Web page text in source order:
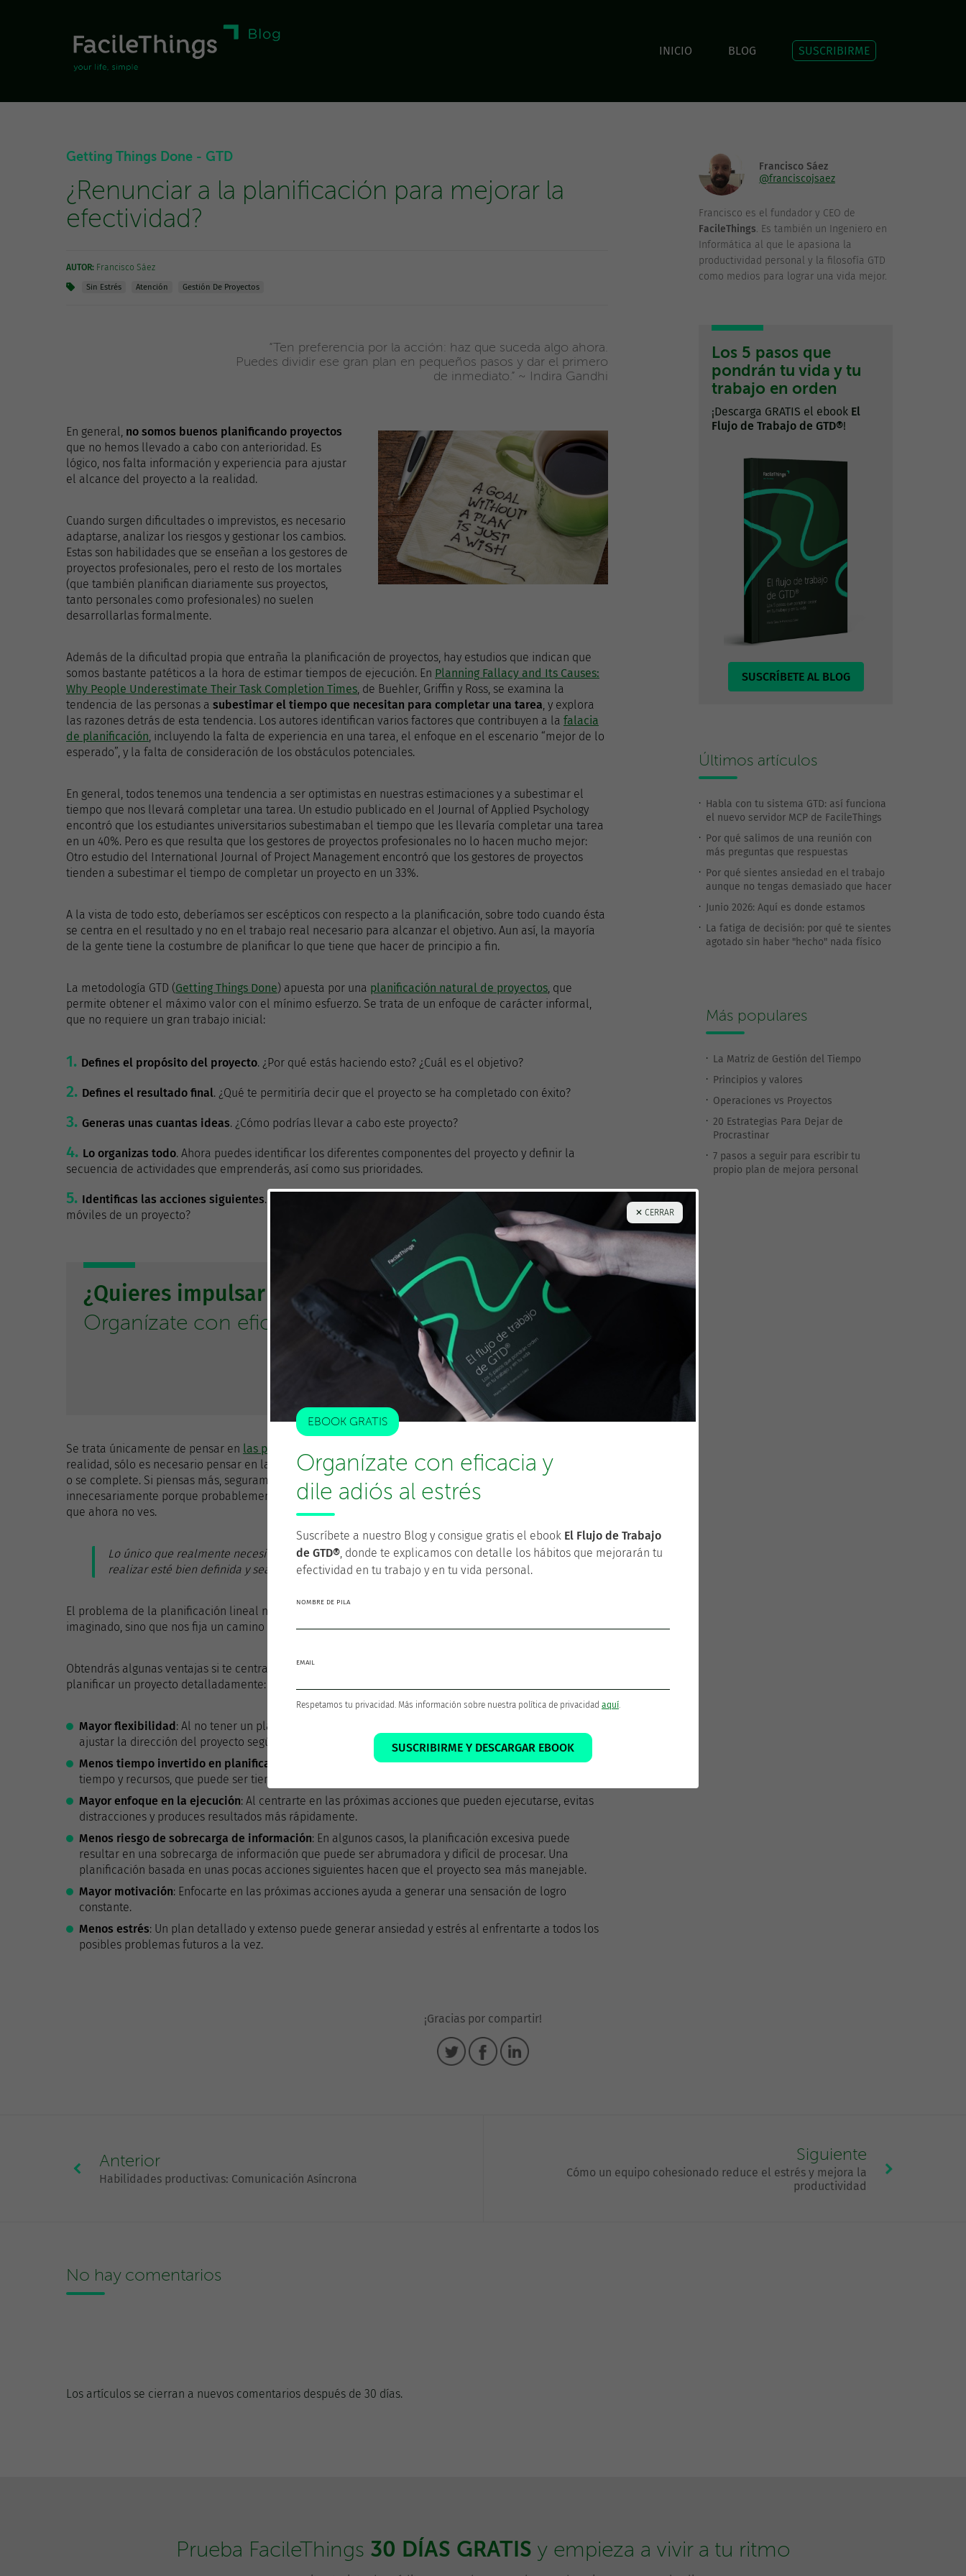
INICIO BLOG SUSCRIBIRME
Getting Things Done - GTD
¿Renunciar a la planificación para mejorar la
efectividad?
AUTOR: Francisco Sáez
Sin Estrés Atención Gestión De Proyectos
“Ten preferencia por la acción: haz que suceda algo ahora.
Puedes dividir ese gran plan en pequeños pasos y dar el primero
de inmediato.” ~ Indira Gandhi
En general, no somos buenos planificando proyectos
que no hemos llevado a cabo con anterioridad. Es
lógico, nos falta información y experiencia para ajustar
el alcance del proyecto a la realidad.
Cuando surgen dificultades o imprevistos, es necesario
adaptarse, analizar los riesgos y gestionar los cambios.
Estas son habilidades que se enseñan a los gestores de
proyectos profesionales, pero el resto de los mortales
(que también planifican diariamente sus proyectos,
tanto personales como profesionales) no suelen
desarrollarlas formalmente.
Además de la dificultad propia que entraña la planificación de proyectos, hay estudios que indican que
somos bastante patéticos a la hora de estimar tiempos de ejecución. En Planning Fallacy and Its Causes:
Why People Underestimate Their Task Completion Times, de Buehler, Griffin y Ross, se examina la
tendencia de las personas a subestimar el tiempo que necesitan para completar una tarea, y explora
las razones detrás de esta tendencia. Los autores identifican varios factores que contribuyen a la falacia
de planificación, incluyendo la falta de experiencia en una tarea, el enfoque en el escenario “mejor de lo
esperado”, y la falta de consideración de los obstáculos potenciales.
En general, todos tenemos una tendencia a ser optimistas en nuestras estimaciones y a subestimar el
tiempo que nos llevará completar una tarea. Un estudio publicado en el Journal of Applied Psychology
encontró que los estudiantes universitarios subestimaban el tiempo que les llevaría completar una tarea
en un 40%. Pero es que resulta que los gestores de proyectos profesionales no lo hacen mucho mejor:
Otro estudio del International Journal of Project Management encontró que los gestores de proyectos
tienden a subestimar el tiempo de completar un proyecto en un 33%.
A la vista de todo esto, deberíamos ser escépticos con respecto a la planificación, sobre todo cuando ésta
se centra en el resultado y no en el trabajo real necesario para alcanzar el objetivo. Aun así, la mayoría
de la gente tiene la costumbre de planificar lo que tiene que hacer de principio a fin.
La metodología GTD (Getting Things Done) apuesta por una planificación natural de proyectos, que
permite obtener el máximo valor con el mínimo esfuerzo. Se trata de un enfoque de carácter informal,
que no requiere un gran trabajo inicial:
Defines el propósito del proyecto. ¿Por qué estás haciendo esto? ¿Cuál es el objetivo?
Defines el resultado final. ¿Qué te permitiría decir que el proyecto se ha completado con éxito?
Generas unas cuantas ideas. ¿Cómo podrías llevar a cabo este proyecto?
Lo organizas todo. Ahora puedes identificar los diferentes componentes del proyecto y definir la
secuencia de actividades que emprenderás, así como sus prioridades.
Identificas las acciones siguientes. ¿Cuáles son las acciones siguientes para cada una de las partes
móviles de un proyecto?
¿Quieres impulsar tu productividad personal?
Organízate con eficacia. Sin estrés.
PRUEBA FacileThings GRATIS
Se trata únicamente de pensar en las primeras acciones
realidad, sólo es necesario pensar en la siguiente acción física y visible que hace que el proyecto avance
o se complete. Si piensas más, seguramente estarás sobre-planificando, es decir, trabajando
innecesariamente porque probablemente el resultado de la siguiente acción te haga ver otros caminos
que ahora no ves.
Lo único que realmente necesitas para avanzar en un proyecto es que lasiguiente accióna
realizar esté bien definida y sea factible.
El problema de la planificación lineal no es que uno de los pasos requiera más tiempo del que habíamos
imaginado, sino que nos fija un camino que seguramente sea deficiente o incompleto.
Obtendrás algunas ventajas si te centras en las próximas acciones que pueden ser ejecutadas, en vez de
planificar un proyecto detalladamente:
Mayor flexibilidad: Al no tener un plan riguroso y detallado, te será más fácil adaptarte a los cambios y
ajustar la dirección del proyecto según sea necesario.
Menos tiempo invertido en planificación
: Planificar un proyecto detalladamente puede llevar mucho
tiempo y recursos, que puede ser tiempo perdido si al final hay que hacer cambios.
Mayor enfoque en la ejecución: Al centrarte en las próximas acciones que pueden ejecutarse, evitas
distracciones y produces resultados más rápidamente.
Menos riesgo de sobrecarga de información: En algunos casos, la planificación excesiva puede
resultar en una sobrecarga de información que puede ser abrumadora y difícil de procesar. Una
planificación basada en unas pocas acciones siguientes hacen que el proyecto sea más manejable.
Mayor motivación: Enfocarte en las próximas acciones ayuda a generar una sensación de logro
constante.
Menos estrés: Un plan detallado y extenso puede generar ansiedad y estrés al enfrentarte a todos los
posibles problemas futuros a la vez.
Francisco Sáez
@franciscojsaez
Francisco es el fundador y CEO de
FacileThings. Es también un Ingeniero en
Informática al que le apasiona la
productividad personal y la filosofía GTD
como medios para lograr una vida mejor.
Los 5 pasos que
pondrán tu vida y tu
trabajo en orden
¡Descarga GRATIS el ebook El
Flujo de Trabajo de GTD®!
SUSCRÍBETE AL BLOG
Últimos artículos
Habla con tu sistema GTD: así funciona
el nuevo servidor MCP de FacileThings
Por qué salimos de una reunión con
más preguntas que respuestas
Por qué sientes ansiedad en el trabajo
aunque no tengas demasiado que hacer
Junio 2026: Aquí es donde estamos
La fatiga de decisión: por qué te sientes
agotado sin haber "hecho" nada físico
Más populares
La Matriz de Gestión del Tiempo
Principios y valores
Operaciones vs Proyectos
20 Estrategias Para Dejar de
Procrastinar
7 pasos a seguir para escribir tu
propio plan de mejora personal
¡Gracias por compartir!
Anterior
Habilidades productivas: Comunicación Asíncrona
Siguiente
Cómo un equipo cohesionado reduce el estrés y mejora la
productividad
No hay comentarios
Los artículos se cierran a nuevos comentarios después de 30 días.
Prueba FacileThings 30 DÍAS GRATIS y empieza a vivir a tu ritmo
✕ CERRAR
EBOOK GRATIS
Organízate con eficacia y
dile adiós al estrés
Suscríbete a nuestro Blog y consigue gratis el ebook El Flujo de Trabajo
de GTD® , donde te explicamos con detalle los hábitos que mejorarán tu
efectividad en tu trabajo y en tu vida personal.
NOMBRE DE PILA
EMAIL
Respetamos tu privacidad. Más información sobre nuestra política de privacidad aquí
SUSCRIBIRME Y DESCARGAR EBOOK